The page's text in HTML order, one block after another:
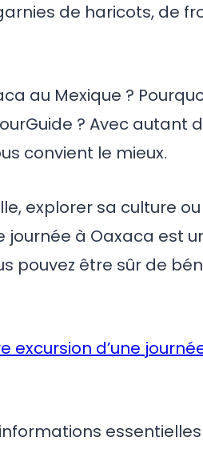
de haricots, de
au Mexique ?
? Avec autant
convient le mieux.
explorer sa culture
journée à Oaxaca est
pouvez être sûr de
excursion d’une